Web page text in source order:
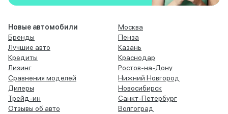
Новые автомобили
Бренды
Лучшие авто
Кредиты
Лизинг
Сравнения моделей
Дилеры
Трейд-ин
Отзывы об авто
Москва
Пенза
Казань
Краснодар
Ростов-на-Дону
Нижний Новгород
Новосибирск
Санкт-Петербург
Волгоград